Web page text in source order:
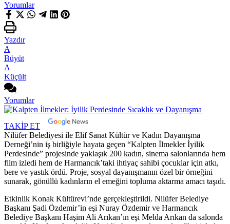
Yorumlar
Yazdır
A
Büyüt
A
Küçült
Yorumlar
TAKİP ET
Nilüfer Belediyesi ile Elif Sanat Kültür ve Kadın Dayanışma
Derneği’nin iş birliğiyle hayata geçen “Kalpten İlmekler İyilik
Perdesinde” projesinde yaklaşık 200 kadın, sinema salonlarında hem
film izledi hem de Harmancık’taki ihtiyaç sahibi çocuklar için atkı,
bere ve yastık ördü. Proje, sosyal dayanışmanın özel bir örneğini
sunarak, gönüllü kadınların el emeğini topluma aktarma amacı taşıdı.
Etkinlik Konak Kültürevi’nde gerçekleştirildi. Nilüfer Belediye
Başkanı Şadi Özdemir’in eşi Nuray Özdemir ve Harmancık
Belediye Başkanı Haşim Ali Arıkan’ın eşi Melda Arıkan da salonda